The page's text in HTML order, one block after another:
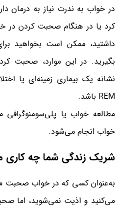
در خواب به ندرت نیاز به درمان
کرد یا در هنگام صحبت کردن در
داشتید، ممکن است بخواهید
بگیرید. در این موارد، صحبت
نشانه یک بیماری زمینه‌ای یا
REM باشد.
مطالعه خواب یا پلی‌سومنوگرافی
خواب انجام می‌شود.
شریک زندگی شما چه کاری
به‌عنوان کسی که در خواب صحبت
می‌کنید و اذیت نمی‌شوید، اما